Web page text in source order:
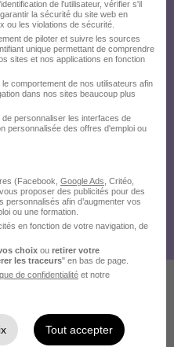
aussi
de l'utilisateur, vérifier s'il
la sécurité du site web en
ou les violations de sécurité.
de piloter et suivre les sources
unique permettant de comprendre
sites et nos applications en fonction
comportement de nos utilisateurs afin
dans nos sites beaucoup plus
personnaliser les interfaces de
personnalisée des offres d'emploi ou
(Facebook, Google Ads , Critéo,
proposer des publicités pour des
personnalisés afin d’augmenter vos
ou une formation.
en fonction de votre navigation, de
choix ou retirer votre
les traceurs" en bas de page.
de confidentialité et notre
Tout accepter